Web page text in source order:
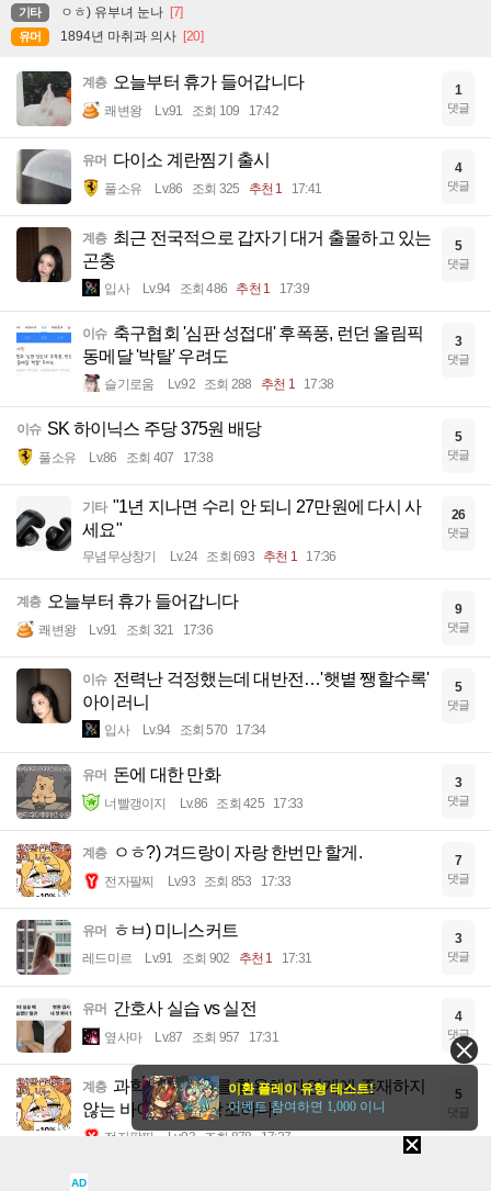
기타 ㅇㅎ) 유부녀 눈나 [7]
유머 1894년 마취과 의사 [20]
계층 오늘부터 휴가 들어갑니다
쾌변왕 Lv.91 조회 109 17:42
1
댓글
유머 다이소 계란찜기 출시
풀소유 Lv.86 조회 325 추천 1 17:41
4
댓글
계층 최근 전국적으로 갑자기 대거 출몰하고 있는
곤충
입사 Lv.94 조회 486 추천 1 17:39
5
댓글
이슈 축구협회 '심판 성접대' 후폭풍, 런던 올림픽
동메달 '박탈' 우려도
슬기로움 Lv.92 조회 288 추천 1 17:38
3
댓글
이슈 SK 하이닉스 주당 375원 배당
풀소유 Lv.86 조회 407 17:38
5
댓글
기타 "1년 지나면 수리 안 되니 27만원에 다시 사
세요"
무념무상창기 Lv.24 조회 693 추천 1 17:36
26
댓글
계층 오늘부터 휴가 들어갑니다
쾌변왕 Lv.91 조회 321 17:36
9
댓글
이슈 전력난 걱정했는데 대반전…'햇볕 쨍할수록'
아이러니
입사 Lv.94 조회 570 17:34
5
댓글
유머 돈에 대한 만화
너빨갱이지 Lv.86 조회 425 17:33
3
댓글
계층 ㅇㅎ?) 겨드랑이 자랑 한번만 할게.
전자팔찌 Lv.93 조회 853 17:33
7
댓글
유머 ㅎㅂ) 미니스커트
레드미르 Lv.91 조회 902 추천 1 17:31
3
댓글
유머 간호사 실습 vs 실전
옆사마 Lv.87 조회 957 17:31
4
댓글
계층 과학자들이 AI를 활용해 자연계에 존재하지
않는 바이러스를 창조하다.
전자팔찌 Lv.93 조회 878 17:27
5
댓글
이슈
AD
이환 플레이 유형 테스트!
이벤트 참여하면 1,000 이니